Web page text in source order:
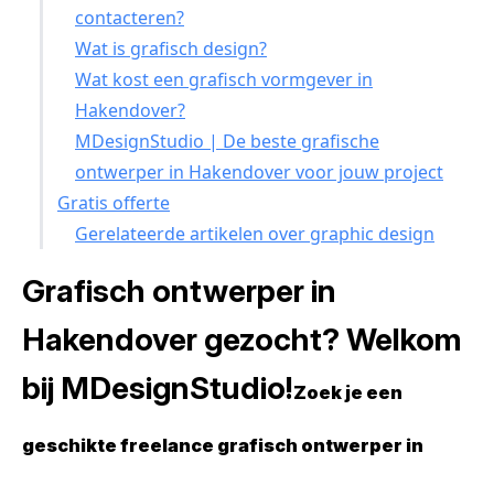
contacteren?
Wat is grafisch design?
Wat kost een grafisch vormgever in
Hakendover?
MDesignStudio | De beste grafische
ontwerper in Hakendover voor jouw project
Gratis offerte
Gerelateerde artikelen over graphic design
Grafisch ontwerper in
Hakendover gezocht? Welkom
bij MDesignStudio!Zoek je een
geschikte freelance grafisch ontwerper in